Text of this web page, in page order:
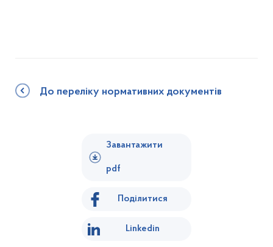
До переліку нормативних документів
Завантажити
pdf
Поділитися
Linkedin